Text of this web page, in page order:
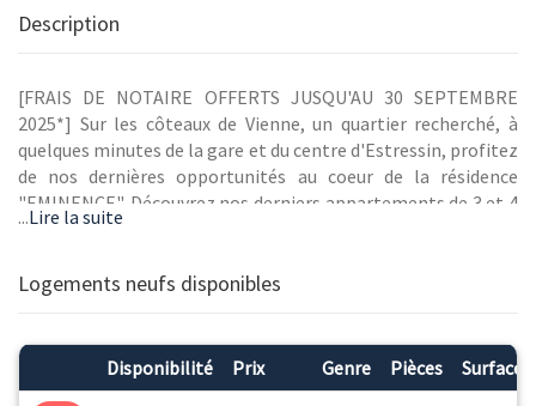
Description
[FRAIS DE NOTAIRE OFFERTS JUSQU'AU 30 SEPTEMBRE
2025*] Sur les côteaux de Vienne, un quartier recherché, à
quelques minutes de la gare et du centre d'Estressin, profitez
de nos dernières opportunités au coeur de la résidence
"EMINENCE". Découvrez nos derniers appartements de 3 et 4
pièces avec de beaux espaces extérieurs et emménagez dès
ressources - nous consulter).* détails et conditions sur :
...Lire la suite
Logements neufs disponibles
Disponibilité Prix Genre Pièces Surface